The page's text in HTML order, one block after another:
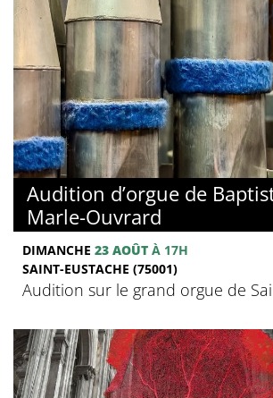
Audition d’orgue de
Marle-Ouvrard
DIMANCHE 23 AOÛT À 17H
SAINT-EUSTACHE (75001)
Audition sur le grand orgue de